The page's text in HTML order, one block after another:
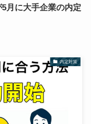
5月に大手企業の内定
内定対策